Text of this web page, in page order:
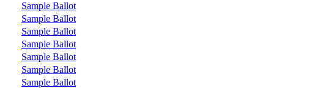
Sample Ballot
Sample Ballot
Sample Ballot
Sample Ballot
Sample Ballot
Sample Ballot
Sample Ballot